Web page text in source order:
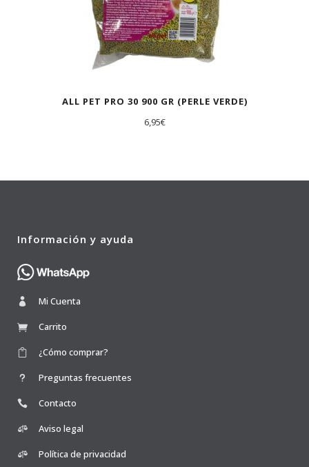
ALL PET PRO 30 900 GR (PERLE VERDE)
6,95€
Información y ayuda
Mi Cuenta
Carrito
¿Cómo comprar?
Preguntas frecuentes
Contacto
Aviso legal
Política de privacidad